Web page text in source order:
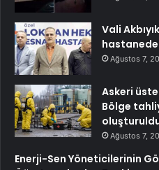
Vali
Ağustos 7,
Askeri üste
Bölge
Ağustos 7,
Enerji-Sen Yöneticilerinin